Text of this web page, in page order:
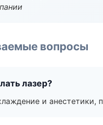
вопросы
лазер?
и анестетики,